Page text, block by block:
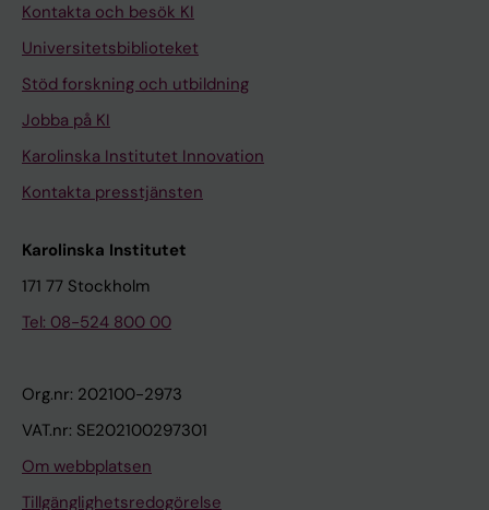
Kontakta och besök KI
Universitetsbiblioteket
Stöd forskning och utbildning
Jobba på KI
Karolinska Institutet Innovation
Kontakta presstjänsten
Karolinska Institutet
171 77 Stockholm
Tel: 08-524 800 00
Org.nr: 202100-2973
VAT.nr: SE202100297301
Om webbplatsen
Tillgänglighetsredogörelse